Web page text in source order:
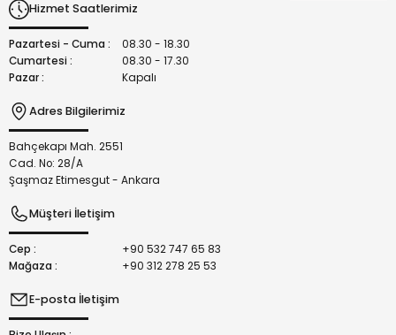
Bu ürüne benzer farklı alternatifler olmalı.
Hizmet Saatlerimiz
Pazartesi - Cuma :
08.30 - 18.30
Cumartesi :
08.30 - 17.30
Pazar :
Kapalı
Adres Bilgilerimiz
Bahçekapı Mah. 2551
Cad. No: 28/A
Şaşmaz Etimesgut - Ankara
Müşteri İletişim
Cep :
+90 532 747 65 83
Mağaza :
+90 312 278 25 53
E-posta İletişim